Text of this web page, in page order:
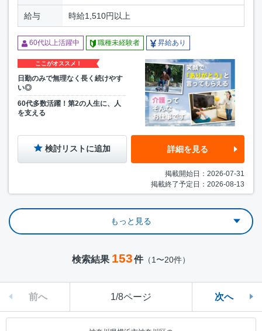
給与 時給1,510円以上
60代以上活躍中 職種未経験者 昇給あり
ここがオススメ！
日勤のみで無理なく長く続けやす
い◎
60代多数活躍！第2の人生に、人
を支える
検討リストに追加 詳細を見る
掲載開始日：2026-07-31
掲載終了予定日：2026-08-13
もっと見る
検索結果 153件（1〜20件）
前へ 1/8ページ 次へ